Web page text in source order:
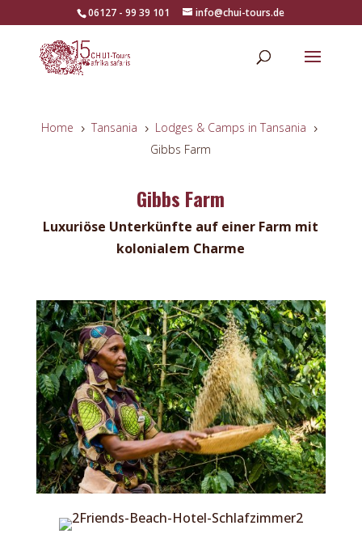
06127 - 99 39 101 info@chui-tours.de
Home 5 Tansania 5 Lodges & Camps in Tansania 5
Gibbs Farm
Gibbs Farm
Luxuriöse Unterkünfte auf einer Farm mit
kolonialem Charme